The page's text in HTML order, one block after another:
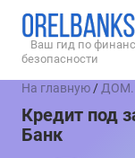
Ваш гид по
безопасности
На главную /
Кредит под
Банк